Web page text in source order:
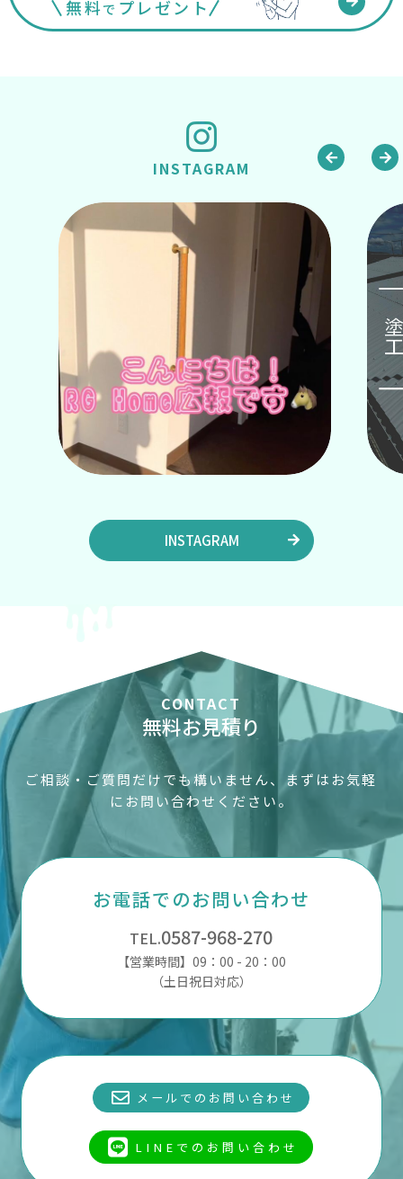
無料で プレゼント
INSTAGRAM
INSTAGRAM
CONTACT
無料お見積り
ご相談・ご質問だけでも構いません、まずはお気軽
にお問い合わせください。
お電話でのお問い合わせ
TEL.0587-968-270
【営業時間】09：00 - 20：00
（土日祝日対応）
メールでのお問い合わせ
LINEでのお問い合わせ